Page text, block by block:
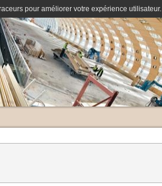
pour améliorer votre expérience utilisateur.